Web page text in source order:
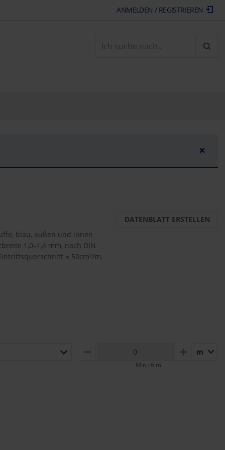
ANMELDEN / REGISTRIEREN
×
blau, außen und innen
1,0–1,4 mm, nach DIN
≥ 50cm²/m,
DATENBLATT ERSTELLEN
MINUS PLUSm
Min.: 6 m